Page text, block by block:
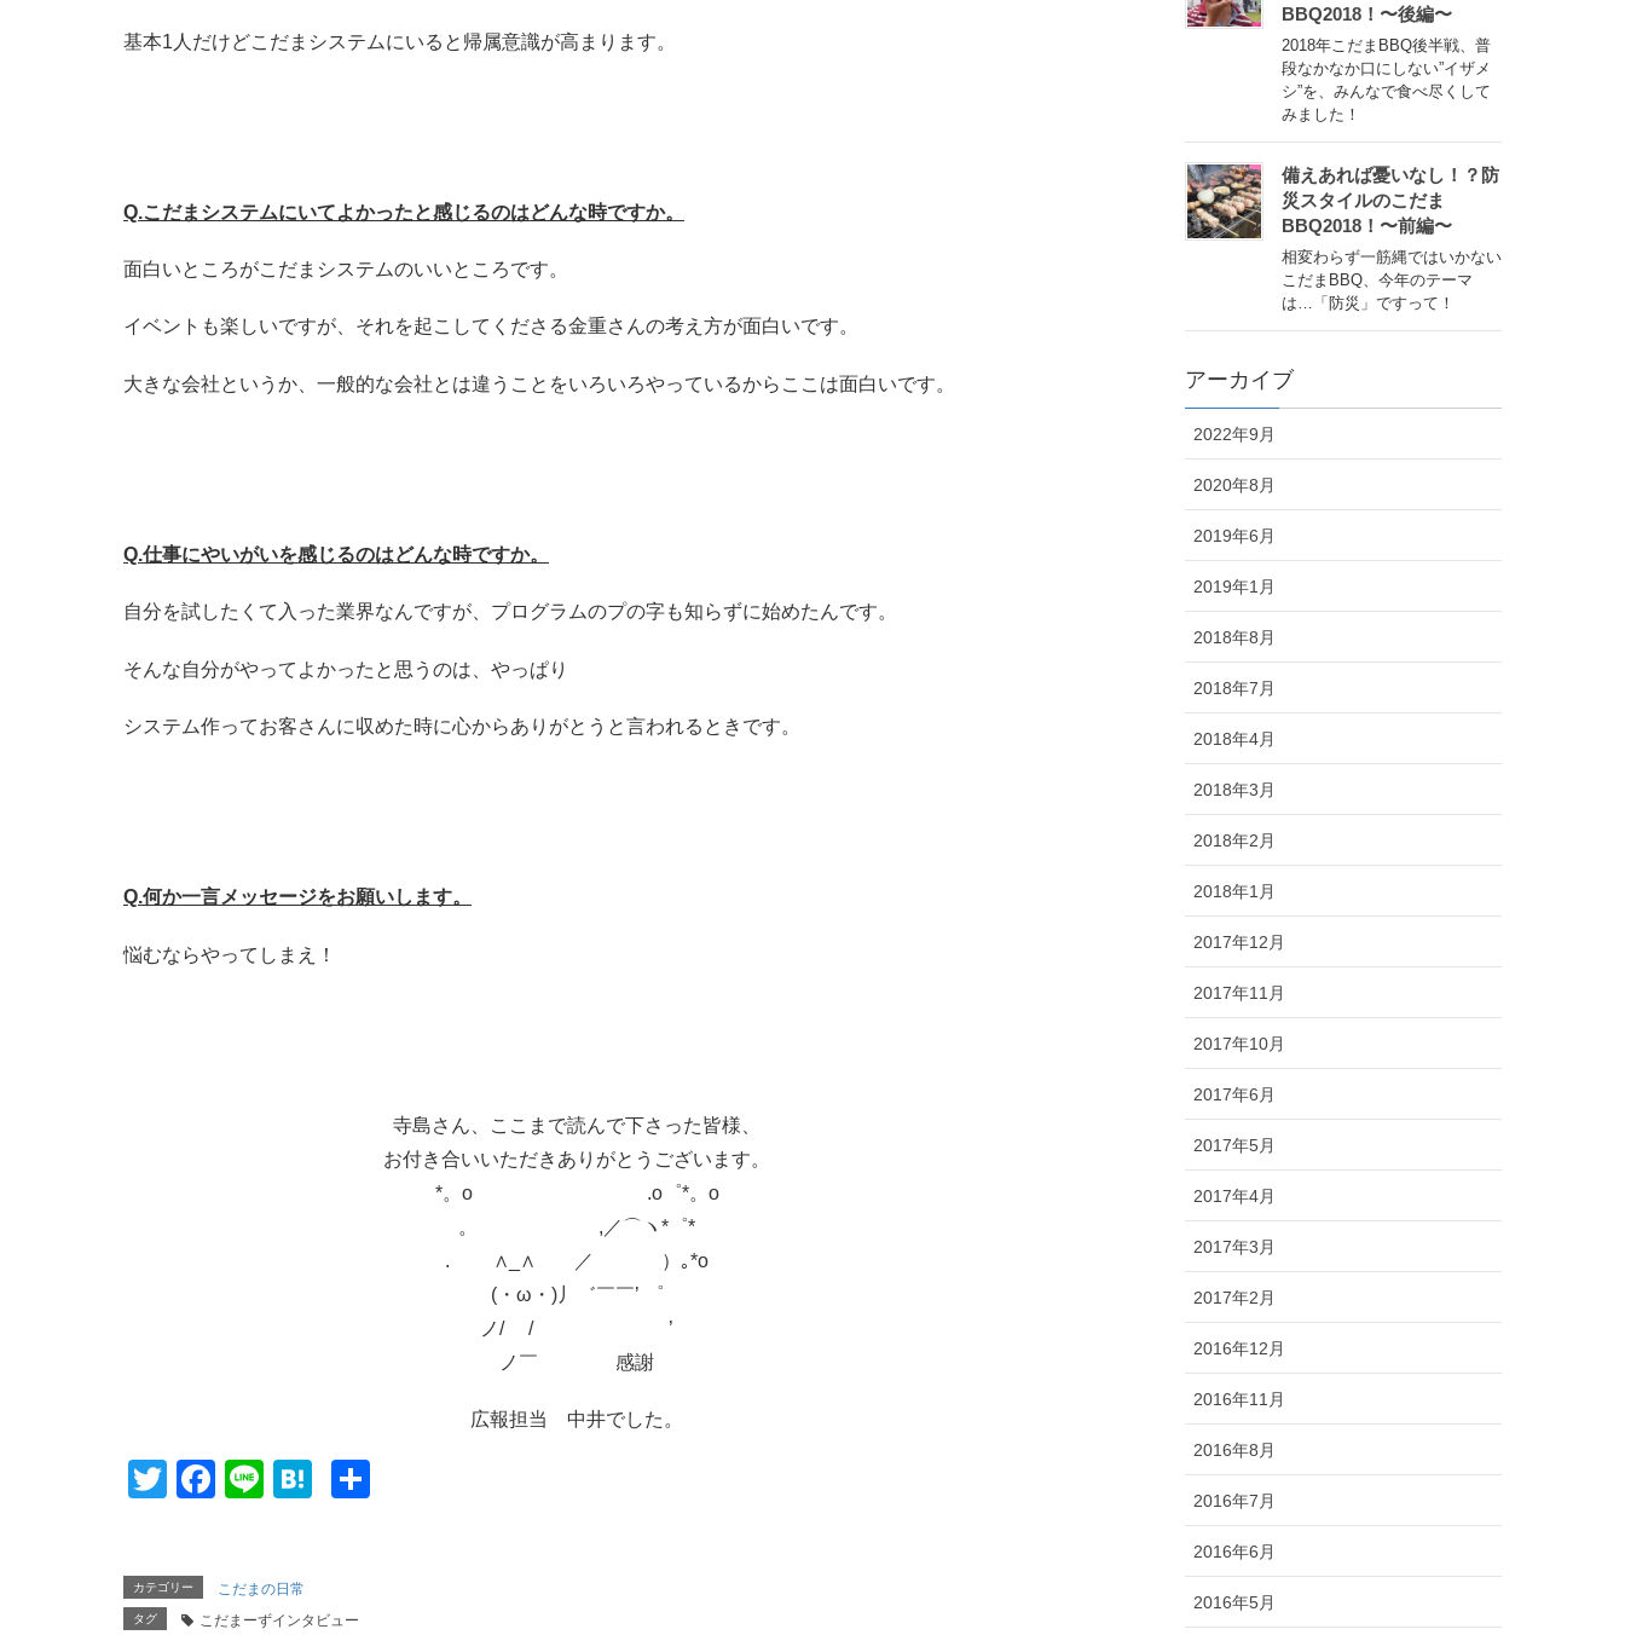
基本1人だけどこだまシステムにいると帰属意識が高まります。
Q.こだまシステムにいてよかったと感じるのはどんな時ですか。
面白いところがこだまシステムのいいところです。
イベントも楽しいですが、それを起こしてくださる金重さんの考え方が面白いです。
大きな会社というか、一般的な会社とは違うことをいろいろやっているからここは面白いです。
Q.仕事にやいがいを感じるのはどんな時ですか。
自分を試したくて入った業界なんですが、プログラムのプの字も知らずに始めたんです。
そんな自分がやってよかったと思うのは、やっぱり
システム作ってお客さんに収めた時に心からありがとうと言われるときです。
Q.何か一言メッセージをお願いします。
悩むならやってしまえ！
寺島さん、ここまで読んで下さった皆様、
お付き合いいただきありがとうございます。
*。o .o゜*。o
。 ,／⌒ヽ*゜*
. ∧_∧ ／ ）｡*o
(・ω・)丿゛￣￣’ ゜
ノ/ / ’
ノ￣ゝ 感謝
広報担当 中井でした。
T
er
F
e
Li
カテゴリー こだまの日常
タグ こだまーずインタビュー
BBQ2018！〜後編〜
2018年こだまBBQ後半戦、普
段なかなか口にしない”イザメ
シ”を、みんなで食べ尽くして
みました！
備えあれば憂いなし！？防
災スタイルのこだま
BBQ2018！〜前編〜
相変わらず一筋縄ではいかない
こだまBBQ、今年のテーマ
は…「防災」ですって！
アーカイブ
2022年9月
2020年8月
2019年6月
2019年1月
2018年8月
2018年7月
2018年4月
2018年3月
2018年2月
2018年1月
2017年12月
2017年11月
2017年10月
2017年6月
2017年5月
2017年4月
2017年3月
2017年2月
2016年12月
2016年11月
2016年8月
2016年7月
2016年6月
2016年5月